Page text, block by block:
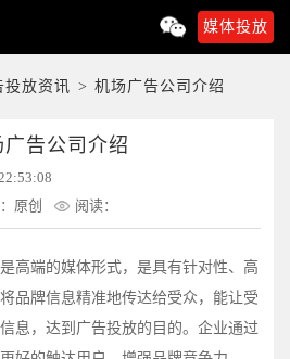
媒体投放
投放资讯 > 机场广告公司介绍
广告公司介绍
原创 阅读：
高端的媒体形式，是具有针对性、高
品牌信息精准地传达给受众，能让受
息，达到广告投放的目的。企业通过